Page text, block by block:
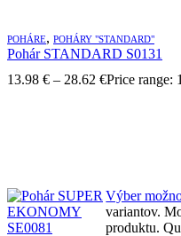
POHÁRE, POHÁRY "STANDARD"
Pohár STANDARD S0131
13.98 € – 28.62 €Price range:
Výber
variantov.
produktu.